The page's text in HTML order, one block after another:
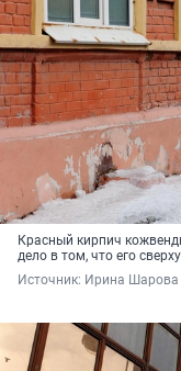
Красный кирпич
дело в том, что его
Источник: Ирина Шарова